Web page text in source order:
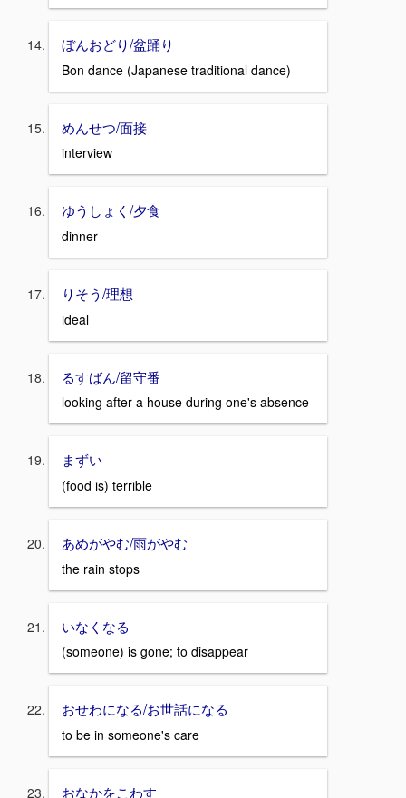
ぼんおどり/盆踊り
Bon dance (Japanese traditional dance)
めんせつ/面接
interview
ゆうしょく/夕食
dinner
りそう/理想
ideal
るすばん/留守番
looking after a house during one's absence
まずい
(food is) terrible
あめがやむ/雨がやむ
the rain stops
いなくなる
(someone) is gone; to disappear
おせわになる/お世話になる
to be in someone's care
おなかをこわす